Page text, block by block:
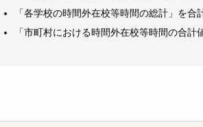
「各学校の時間外在校等時間の総計」を
「市町村における時間外在校等時間の合